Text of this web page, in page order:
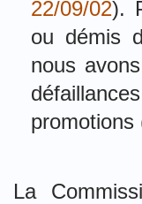
22/09/02).
ou démis
nous
promotions
La